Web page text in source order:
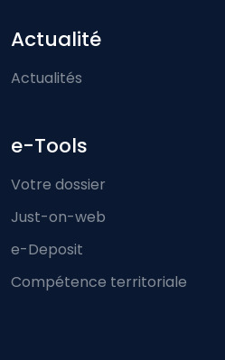
Actualité
Actualités
e-Tools
Votre dossier
Just-on-web
e-Deposit
Compétence territoriale